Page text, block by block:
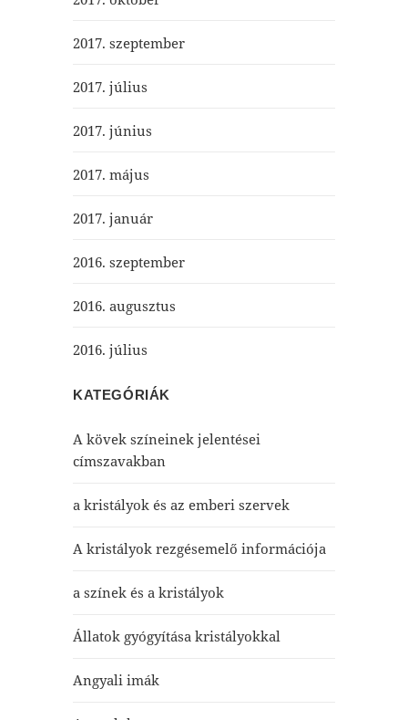
2017. szeptember
2017. július
2017. június
2017. május
2017. január
2016. szeptember
2016. augusztus
2016. július
KATEGÓRIÁK
A kövek színeinek jelentései
címszavakban
a kristályok és az emberi szervek
A kristályok rezgésemelő információja
a színek és a kristályok
Állatok gyógyítása kristályokkal
Angyali imák